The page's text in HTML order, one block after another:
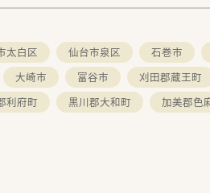
太白区 仙台市泉区 石巻市
大崎市 富谷市 刈田郡蔵王町
利府町 黒川郡大和町 加美郡色